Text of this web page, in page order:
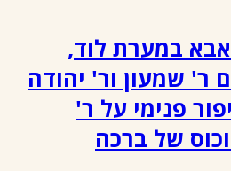
במערת לוד,
ר' שמעון ור' יהודה
פנימי על ר'
של ברכה